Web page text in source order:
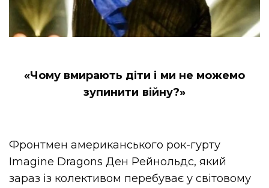
«Чому вмирають діти і ми не можемо
зупинити війну?»
Фронтмен американського рок-гурту
Imagine Dragons Ден Рейнольдс, який
зараз із колективом перебуває у світовому